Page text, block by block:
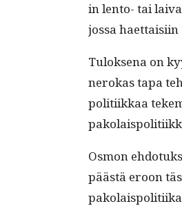
in lento- tai
jos­sa
Tulok­se­na on
nerokas tapa
poli­ti­ikkaa
Osmon
päästä eroon